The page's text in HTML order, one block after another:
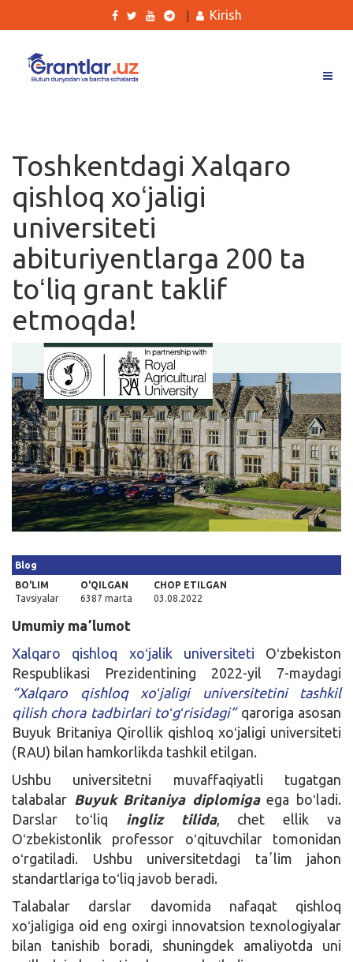
Ishlar
Kurslar
Blog
Yana
Qidirish
Kirish
Kirish
Toshkentdagi Xalqaro
qishloq xoʻjaligi
universiteti
abituriyentlarga 200 ta
toʻliq grant taklif
etmoqda!
Blog
BO'LIM
Tavsiyalar
O'QILGAN
6387 marta
CHOP ETILGAN
03.08.2022
Umumiy maʼlumot
Xalqaro qishloq xoʻjalik universiteti Oʻzbekiston
Respublikasi Prezidentining 2022-yil 7-maydagi
“Xalqaro qishloq xoʻjaligi universitetini tashkil
qilish chora tadbirlari toʻgʻrisidagi”qaroriga asosan
Buyuk Britaniya Qirollik qishloq xoʻjaligi universiteti
(RAU) bilan hamkorlikda tashkil etilgan.
Ushbu universitetni muvaffaqiyatli tugatgan
talabalar Buyuk Britaniya diplomiga ega boʻladi.
Darslar toʻliq ingliz tilida, chet ellik va
Oʻzbekistonlik professor oʻqituvchilar tomonidan
oʻrgatiladi. Ushbu universitetdagi taʼlim jahon
standartlariga toʻliq javob beradi.
Talabalar darslar davomida nafaqat qishloq
xoʻjaligiga oid eng oxirgi innovatsion texnologiyalar
bilan tanishib boradi, shuningdek amaliyotda uni